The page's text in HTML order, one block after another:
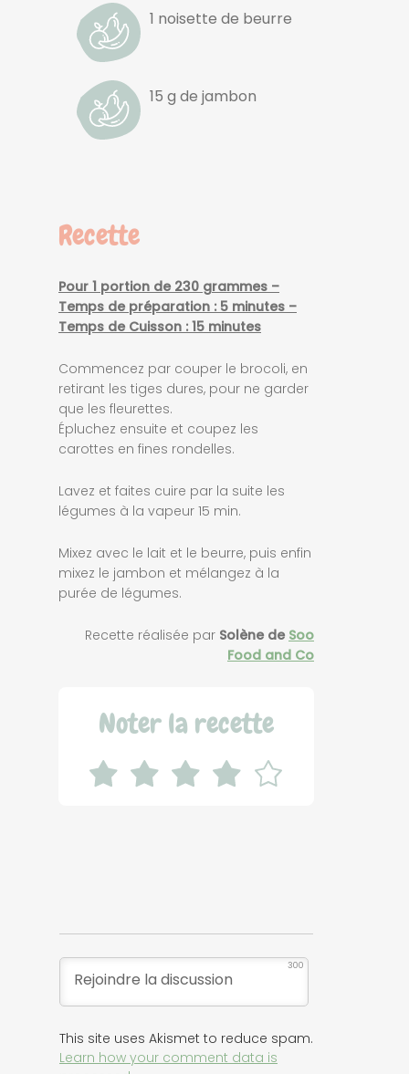
1 noisette de beurre
15 g de jambon
Recette
Pour 1 portion de 230 grammes –
Temps de préparation : 5 minutes –
Temps de Cuisson : 15 minutes
Commencez par couper le brocoli, en
retirant les tiges dures, pour ne garder
que les fleurettes.
Épluchez ensuite et coupez les
carottes en fines rondelles.
Lavez et faites cuire par la suite les
légumes à la vapeur 15 min.
Mixez avec le lait et le beurre, puis enfin
mixez le jambon et mélangez à la
purée de légumes.
Recette réalisée par Solène de Soo
Food and Co
Noter la recette
300
This site uses Akismet to reduce spam.
Learn how your comment data is